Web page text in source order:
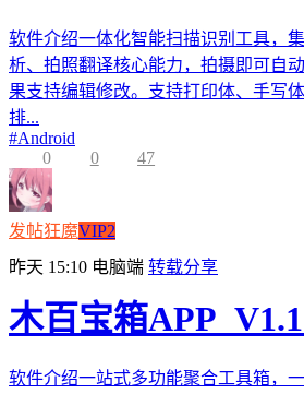
软件介绍一体化智能扫描识别工具，
析、拍照翻译核心能力，拍摄即可自
果支持编辑修改。支持打印体、手写
排...
#Android
0
0 47
发帖狂魔VIP2
昨天 15:10 电脑端 转载分享
木百宝箱
软件介绍一站式多功能聚合工具箱，